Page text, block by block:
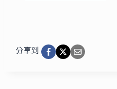
分享到